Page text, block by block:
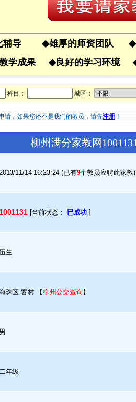
化辅导 ◆雄厚的师资团队 ◆
教学成果 ◆良好的学习环境
科目： 城区：
请，如果您还不是我们的教员，请先注册 ！
柳州满分家教网
11/14 16:23:24 (已有9个教员应聘此家教)
1001131 [当前状态： 已成功 ]
生
珠区.客村 【柳州公交查询 】
男
年级